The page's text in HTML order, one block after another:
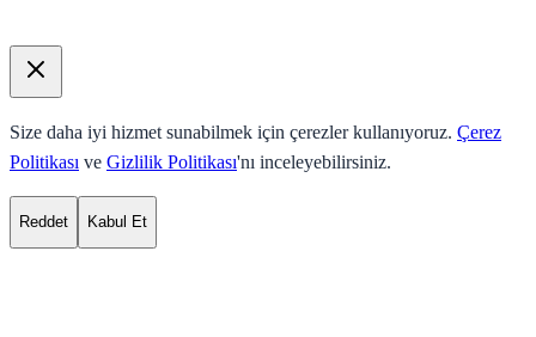
Size daha iyi hizmet sunabilmek için çerezler kullanıyoruz. Çerez
Politikası ve Gizlilik Politikası'nı inceleyebilirsiniz.
Reddet Kabul Et